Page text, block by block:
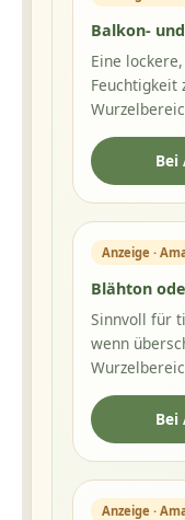
Balkon-
Eine
Feuchtigkeit
Bei
Anzeige ·
Blähton
Sinnvoll für
wenn
Bei
Anzeige ·